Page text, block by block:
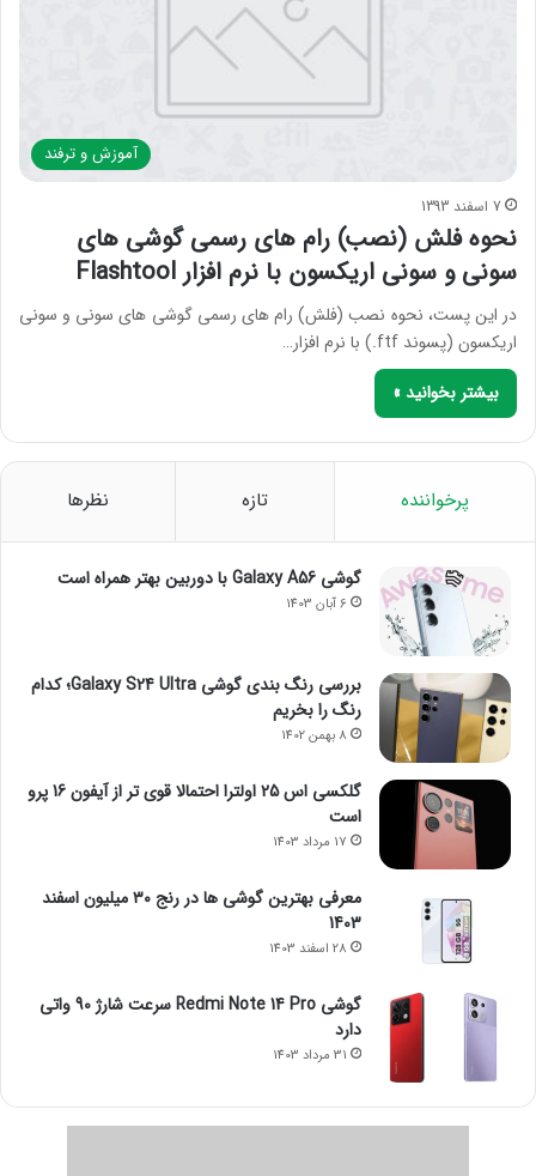
آموزش و ترفند
7 اسفند 1393
نحوه فلش (نصب) رام های رسمی گوشی های
سونی و سونی اریکسون با نرم افزار Flashtool
در این پست، نحوه نصب (فلش) رام های رسمی گوشی های سونی و سونی
اریکسون (پسوند ftf.) با نرم افزار…
بیشتر بخوانید »
پرخواننده تازه نظرها
گوشی Galaxy A56 با دوربین بهتر همراه است
6 آبان 1403
بررسی رنگ بندی گوشی Galaxy S24 Ultra؛ کدام
رنگ را بخریم
8 بهمن 1402
گلکسی اس 25 اولترا احتمالا قوی تر از آیفون 16 پرو
است
17 مرداد 1403
معرفی بهترین گوشی ها در رنج ۳۰ میلیون اسفند
1403
28 اسفند 1403
گوشی Redmi Note 14 Pro سرعت شارژ 90 واتی
دارد
31 مرداد 1403